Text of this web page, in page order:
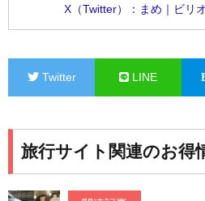
X（Twitter）：まめ｜ビリ
Twitter LINE
旅行サイト関連のお得